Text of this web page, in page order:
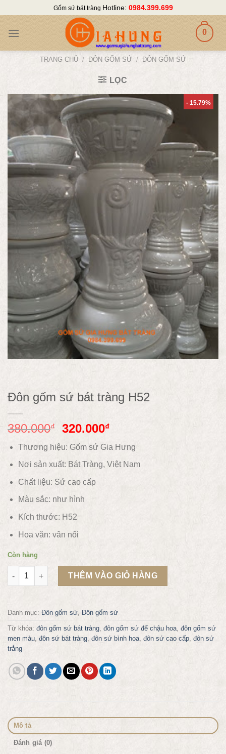
content
Gốm sứ bát tràng Hotline: 0984.399.699
0
TRANG CHỦ / ĐÔN GỐM SỨ / ĐÔN GỐM SỨ
LỌC
- 15.79%
Đôn gốm sứ bát tràng H52
380.000₫ 320.000₫
Thương hiệu: Gốm sứ Gia Hưng
Nơi sản xuất: Bát Tràng, Việt Nam
Chất liệu: Sứ cao cấp
Màu sắc: như hình
Kích thước: H52
Hoa văn: vân nổi
Còn hàng
Đôn gốm sứ bát tràng H52 số lượng
THÊM VÀO GIỎ HÀNG
Danh mục: Đôn gốm sứ, Đôn gốm sứ
Từ khóa: đôn gốm sứ bát tràng, đôn gốm sứ để chậu hoa, đôn gốm sứ
men màu, đôn sứ bát tràng, đôn sứ bình hoa, đôn sứ cao cấp, đôn sứ
trắng
Mô tả
Đánh giá (0)